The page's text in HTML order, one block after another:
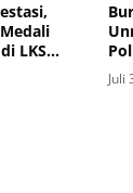
LKS
Juli